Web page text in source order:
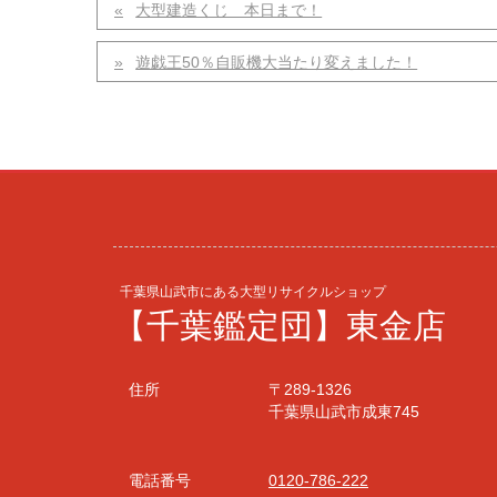
大型建造くじ 本日まで！
遊戯王50％自販機大当たり変えました！
千葉県山武市にある大型リサイクルショップ
【千葉鑑定団】東金店
住所
〒289-1326
千葉県山武市成東745
電話番号 0120-786-222